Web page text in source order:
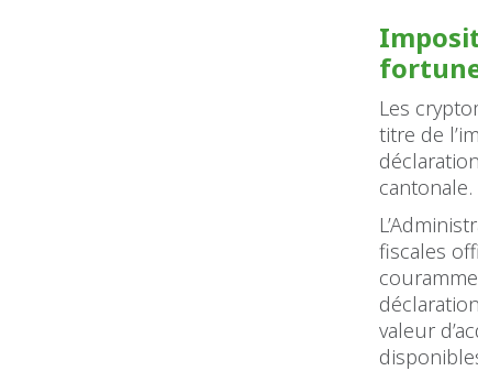
Les
titre de
cantonale.
fiscales
valeur